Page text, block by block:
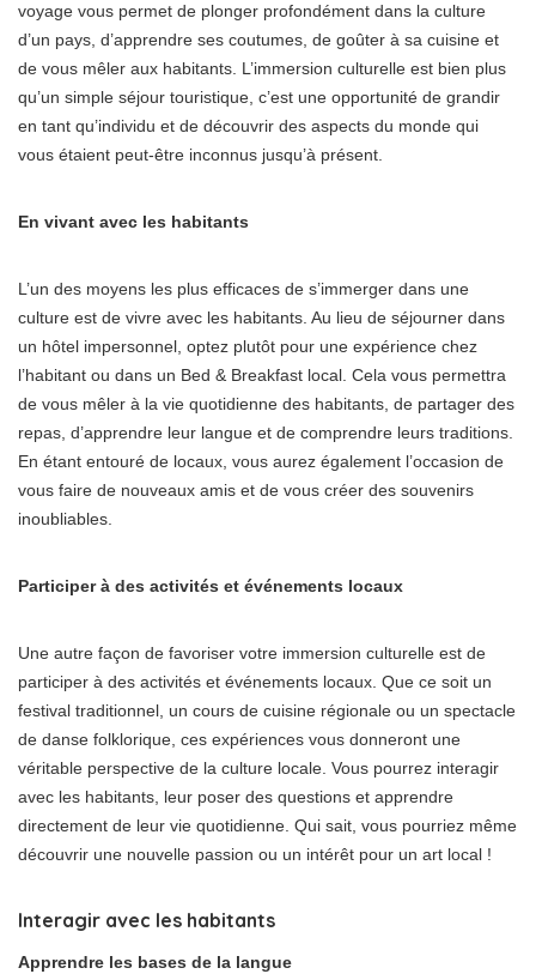
voyage vous permet de plonger profondément dans la culture
d’un pays, d’apprendre ses coutumes, de goûter à sa cuisine et
de vous mêler aux habitants. L’immersion culturelle est bien plus
qu’un simple séjour touristique, c’est une opportunité de grandir
en tant qu’individu et de découvrir des aspects du monde qui
vous étaient peut-être inconnus jusqu’à présent.
En vivant avec les habitants
L’un des moyens les plus efficaces de s’immerger dans une
culture est de vivre avec les habitants. Au lieu de séjourner dans
un hôtel impersonnel, optez plutôt pour une expérience chez
l’habitant ou dans un Bed & Breakfast local. Cela vous permettra
de vous mêler à la vie quotidienne des habitants, de partager des
repas, d’apprendre leur langue et de comprendre leurs traditions.
En étant entouré de locaux, vous aurez également l’occasion de
vous faire de nouveaux amis et de vous créer des souvenirs
inoubliables.
Participer à des activités et événements locaux
Une autre façon de favoriser votre immersion culturelle est de
participer à des activités et événements locaux. Que ce soit un
festival traditionnel, un cours de cuisine régionale ou un spectacle
de danse folklorique, ces expériences vous donneront une
véritable perspective de la culture locale. Vous pourrez interagir
avec les habitants, leur poser des questions et apprendre
directement de leur vie quotidienne. Qui sait, vous pourriez même
découvrir une nouvelle passion ou un intérêt pour un art local !
Interagir avec les habitants
Apprendre les bases de la langue